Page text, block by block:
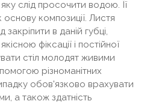
слід просочити водою. Її
композиції. Листя
закріпити в даній губці,
фіксації і постійної
стіл молодят живими
різноманітних
обов'язково врахувати
а також здатність